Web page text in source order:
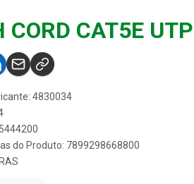
CORD CAT5E
4830034
do Produto: 7899298668800